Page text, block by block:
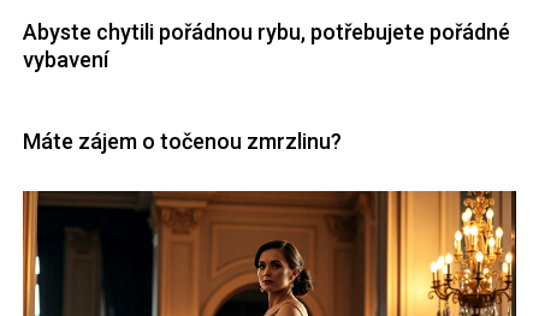
Abyste chytili pořádnou rybu, potřebujete pořádné
vybavení
Máte zájem o točenou zmrzlinu?